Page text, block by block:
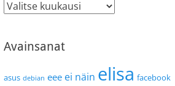
Arkistot
Avainsanat
asus debian eee ei näin elisa facebook